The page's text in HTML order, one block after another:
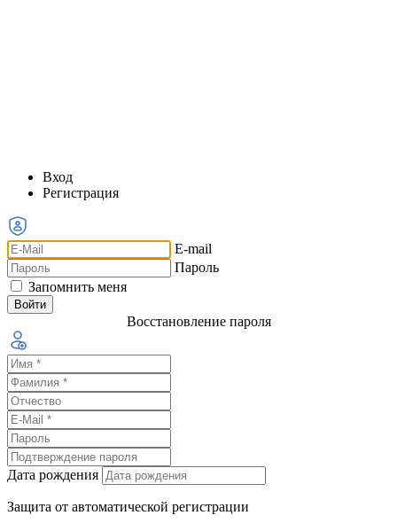
Вход
Регистрация
E-mail
Пароль
Запомнить меня
Восстановление пароля
Дата рождения
Защита от автоматической регистрации